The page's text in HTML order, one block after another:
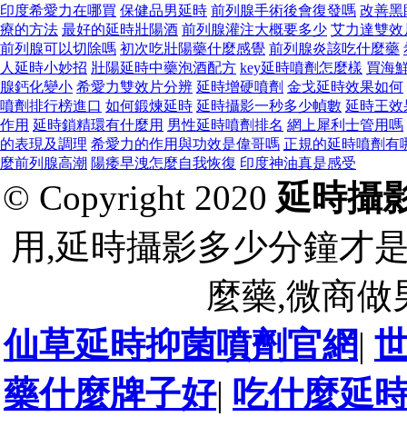
印度希愛力在哪買 保健品男延時 前列腺手術後會復發嗎 改善黑
療的方法 最好的延時壯陽酒 前列腺灌注大概要多少 艾力達雙
前列腺可以切除嗎 初次吃壯陽藥什麼感覺 前列腺炎該吃什麼藥
人延時小妙招 壯陽延時中藥泡酒配方 key延時噴劑怎麼樣 買海
腺鈣化變小 希愛力雙效片分辨 延時增硬噴劑 金戈延時效果如何
噴劑排行榜進口 如何鍛煉延時 延時攝影一秒多少幀數 延時王效
作用 延時鎖精環有什麼用 男性延時噴劑排名 網上犀利士管用嗎
的表現及調理 希愛力的作用與功效是偉哥嗎 正規的延時噴劑有
麼前列腺高潮 陽痿早洩怎麼自我恢復 印度神油真是感受
© Copyright 2020 延時攝
用,延時攝影多少分鐘才
麼藥,微商做
仙草延時抑菌噴劑官網|
藥什麼牌子好| 吃什麼延